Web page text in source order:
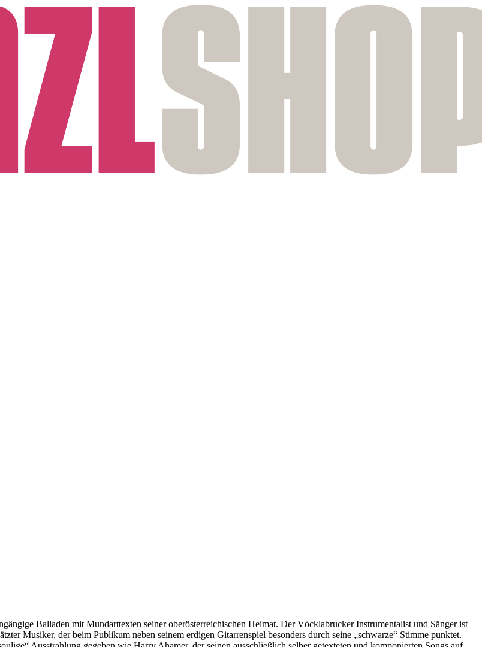
Balladen mit Mundarttexten seiner oberösterreichischen Heimat. Der Vöcklabrucker Instrumentalist und Sänger ist
Musiker, der beim Publikum neben seinem erdigen Gitarrenspiel besonders durch seine „schwarze“ Stimme punktet.